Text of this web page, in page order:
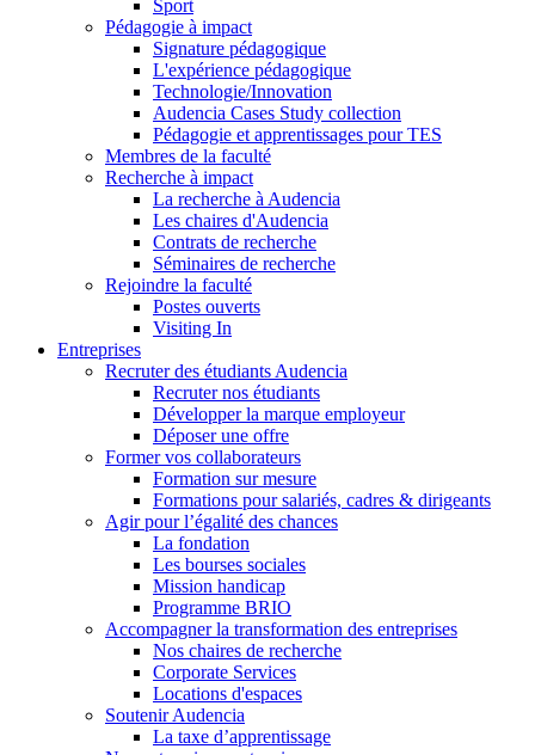
Sport
Pédagogie à impact
Signature pédagogique
L'expérience pédagogique
Technologie/Innovation
Audencia Cases Study collection
Pédagogie et apprentissages pour TES
Membres de la faculté
Recherche à impact
La recherche à Audencia
Les chaires d'Audencia
Contrats de recherche
Séminaires de recherche
Rejoindre la faculté
Postes ouverts
Visiting In
Entreprises
Recruter des étudiants Audencia
Recruter nos étudiants
Développer la marque employeur
Déposer une offre
Former vos collaborateurs
Formation sur mesure
Formations pour salariés, cadres & dirigeants
Agir pour l’égalité des chances
La fondation
Les bourses sociales
Mission handicap
Programme BRIO
Accompagner la transformation des entreprises
Nos chaires de recherche
Corporate Services
Locations d'espaces
Soutenir Audencia
La taxe d’apprentissage